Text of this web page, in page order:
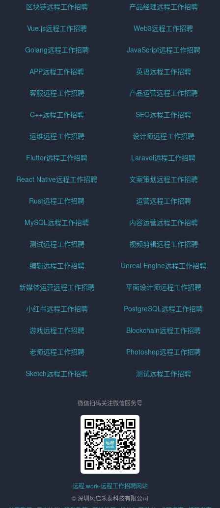
区块链远程工作招聘 产品经理远程工作招聘
Vue.js远程工作招聘 Web3远程工作招聘
Golang远程工作招聘 JavaScript远程工作招聘
APP远程工作招聘 英语远程工作招聘
客服远程工作招聘 产品运营远程工作招聘
C++远程工作招聘 SEO远程工作招聘
运维远程工作招聘 设计师远程工作招聘
Flutter远程工作招聘 Laravel远程工作招聘
React Native远程工作招聘 文案策划远程工作招聘
Rust远程工作招聘 运营远程工作招聘
MySQL远程工作招聘 内容运营远程工作招聘
测试远程工作招聘 视频剪辑远程工作招聘
编辑远程工作招聘 Unreal Engine远程工作招聘
新媒体运营远程工作招聘 平面设计师远程工作招聘
小红书远程工作招聘 PostgreSQL远程工作招聘
游戏远程工作招聘 Blockchain远程工作招聘
老师远程工作招聘 Photoshop远程工作招聘
Sketch远程工作招聘 测试远程工作招聘
微信扫码关注微信服务号
远程.work-远程工作招聘网站
© 深圳风启禾泰科技有限公司